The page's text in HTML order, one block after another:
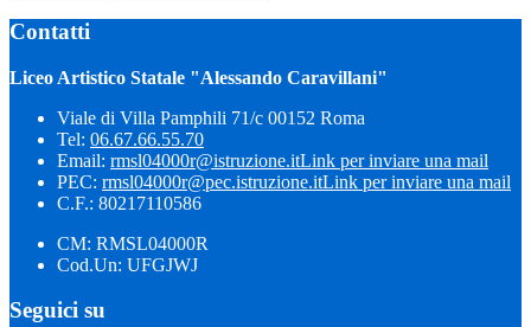
Contatti
Liceo Artistico Statale "Alessando Caravillani"
Viale di Villa Pamphili 71/c 00152 Roma
Tel: 06.67.66.55.70
Email: rmsl04000r@istruzione.itLink per inviare una mail
PEC: rmsl04000r@pec.istruzione.itLink per inviare una mail
C.F.: 80217110586
CM: RMSL04000R
Cod.Un: UFGJWJ
Seguici su